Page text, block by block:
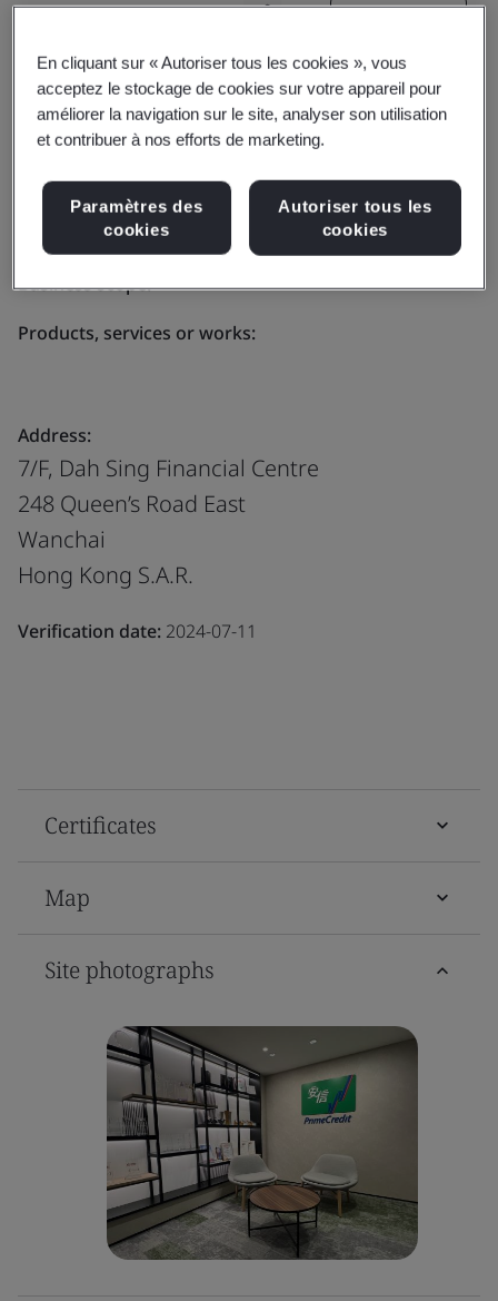
Partager: Invitation
PrimeCredit Limited
Business scope:
Products, services or works:
Address:
7/F, Dah Sing Financial Centre
248 Queen’s Road East
Wanchai
Hong Kong S.A.R.
Verification date: 2024-07-11
Certificates
Map
Site photographs
En cliquant sur « Autoriser tous les cookies », vous
acceptez le stockage de cookies sur votre appareil pour
améliorer la navigation sur le site, analyser son utilisation
et contribuer à nos efforts de marketing.
Paramètres des
cookies
Autoriser tous les
cookies